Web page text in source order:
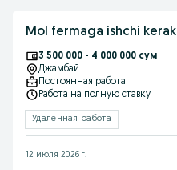
Mol fermaga ishchi kerak
3 500 000 - 4 000 000 сум
Джамбай
Постоянная работа
Работа на полную ставку
Удалённая работа
12 июля 2026 г.